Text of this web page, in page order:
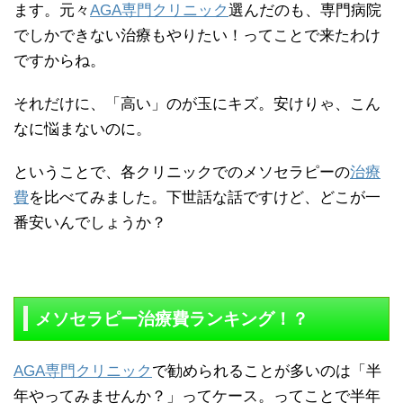
ます。元々AGA専門クリニック選んだのも、専門病院
でしかできない治療もやりたい！ってことで来たわけ
ですからね。
それだけに、「高い」のが玉にキズ。安けりゃ、こん
なに悩まないのに。
ということで、各クリニックでのメソセラピーの治療
費を比べてみました。下世話な話ですけど、どこが一
番安いんでしょうか？
メソセラピー治療費ランキング！？
AGA専門クリニック で勧められることが多いのは「半
年やってみませんか？」ってケース。ってことで半年